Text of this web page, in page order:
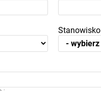
Stanowisko